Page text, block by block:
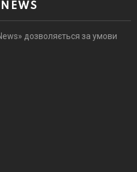
дозволяється за умови